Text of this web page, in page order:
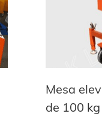
Mesa
de 100 kg